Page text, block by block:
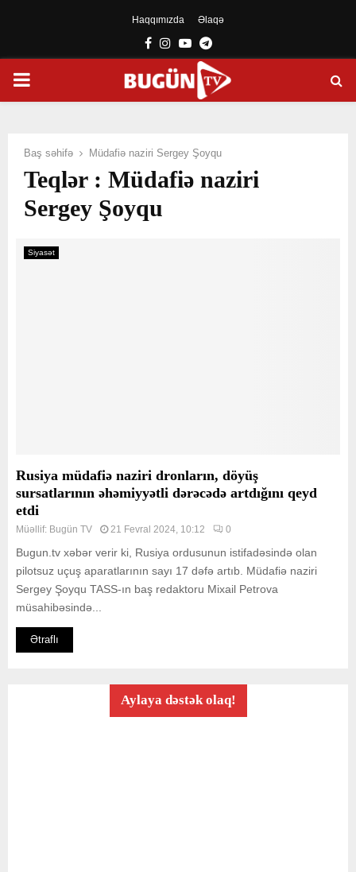
Haqqımızda Əlaqə
Facebook
Instagram
YoutubeTelegram
PRIMARY
Baş səhifə Müdafiə naziri Sergey Şoyqu
Teqlər : Müdafiə naziri
Sergey Şoyqu
Siyasət
Rusiya müdafiə naziri dronların, döyüş
sursatlarının əhəmiyyətli dərəcədə artdığını qeyd
etdi
Müəllif: Bugün TV 21 Fevral 2024, 10:12 0
Bugun.tv xəbər verir ki, Rusiya ordusunun istifadəsində olan
pilotsuz uçuş aparatlarının sayı 17 dəfə artıb. Müdafiə naziri
Sergey Şoyqu TASS-ın baş redaktoru Mixail Petrova
müsahibəsində...
Ətraflı
Aylaya dəstək olaq!